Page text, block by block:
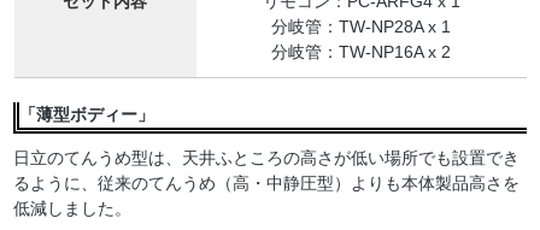
分岐管：TW-NP28A x 1
分岐管：TW-NP16A x 2
「薄型ボディー」
日立のてんうめ型は、天井ふところの高さが低い場所でも設置でき
るように、従来のてんうめ（高・中静圧型）よりも本体製品高さを
低減しました。